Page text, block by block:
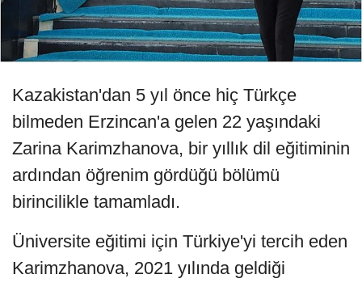
Kazakistan'dan 5 yıl önce hiç Türkçe
bilmeden Erzincan'a gelen 22 yaşındaki
Zarina Karimzhanova, bir yıllık dil eğitiminin
ardından öğrenim gördüğü bölümü
birincilikle tamamladı.
Üniversite eğitimi için Türkiye'yi tercih eden
Karimzhanova, 2021 yılında geldiği